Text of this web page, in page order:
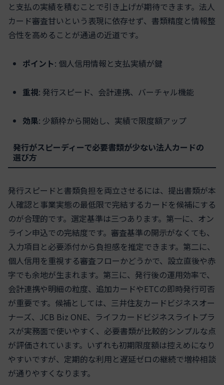
と支払の実績を積むことで引き上げが期待できます。法人
カード審査甘いという表現に依存せず、書類精度と情報整
合性を高めることが通過の近道です。
ポイント: 個人信用情報と支払実績が鍵
重視: 発行スピード、会計連携、バーチャル機能
効果: 少額枠から開始し、実績で限度額アップ
発行がスピーディーで必要書類が少ない法人カードの
選び方
発行スピードと書類負担を両立させるには、提出書類が本
人確認と事業実態の最低限で完結するカードを候補にする
のが合理的です。選定基準は三つあります。第一に、オン
ライン申込での完結度です。審査基準の開示がなくても、
入力項目と必要添付から負担感を推定できます。第二に、
個人信用を重視する審査フローかどうかで、設立直後や赤
字でも余地が生まれます。第三に、発行後の運用効率で、
会計連携や明細の粒度、追加カードやETCの即時発行可否
が重要です。候補としては、三井住友カードビジネスオー
ナーズ、JCB Biz ONE、ライフカードビジネスライトプラ
スが実務面で使いやすく、必要書類が比較的シンプルな点
が評価されています。いずれも初期限度額は控えめになり
やすいですが、定期的な利用と遅延ゼロの継続で増枠相談
が通りやすくなります。